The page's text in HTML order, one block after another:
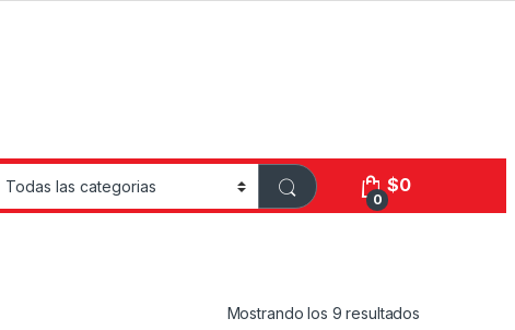
0
$0
Mostrando los 9 resultados